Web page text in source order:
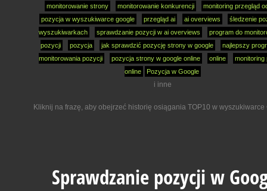
monitorowanie strony
monitorowanie konkurencji
monitoring przegląd
pozycja w wyszukiwarce google
przegląd ai ai overviews
śledzenie
wyszukiwarkach
sprawdzanie pozycji w ai overviews
program do
pozycji
pozycja jak sprawdzić pozycję strony w google
najlepszy
monitorowania pozycji
pozycja strony w google online online
monitoring
online
Pozycja w Google
i inne
Kliknij na frazę, aby obejrzeć historię osiągania TOP10 w wyszukiwarce
Sprawdzanie pozycji w